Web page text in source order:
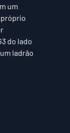
um
do lado
ladrão